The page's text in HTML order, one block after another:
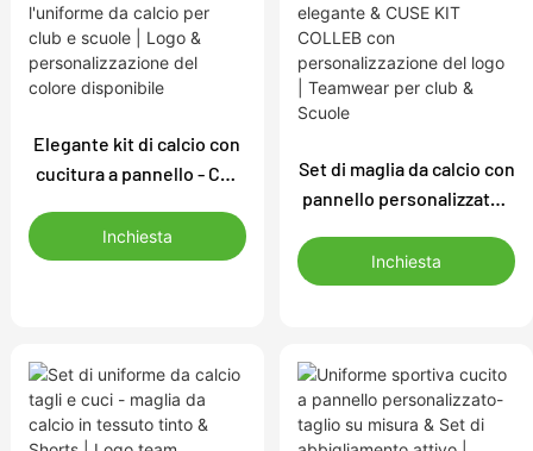
Elegante kit di calcio con
cucitura a pannello - Cut
l'uniforme da calcio per
club e scuole | Logo &
Inchiesta
Set di maglia da calcio con
pannello personalizzato -
KIT COLLEB con
personalizzazione del
Inchiesta